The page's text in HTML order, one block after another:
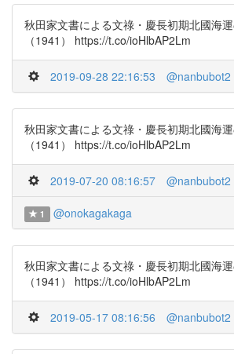
秋田家文書による文祿・慶長初期北國海
（1941） https://t.co/ioHlbAP2Lm
2019-09-28 22:16:53 @nanbubot2
秋田家文書による文祿・慶長初期北國海
（1941） https://t.co/ioHlbAP2Lm
2019-07-20 08:16:57 @nanbubot2
1 @onokagakaga
秋田家文書による文祿・慶長初期北國海
（1941） https://t.co/ioHlbAP2Lm
2019-05-17 08:16:56 @nanbubot2